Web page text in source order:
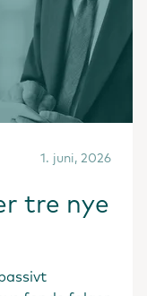
1. juni, 2026
tre nye